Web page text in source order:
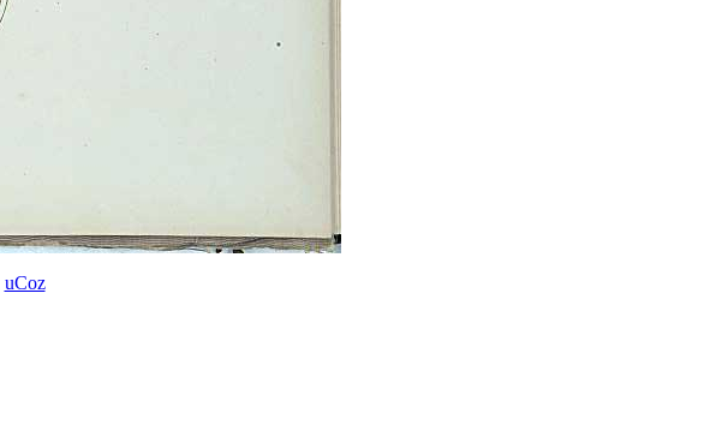
uCoz